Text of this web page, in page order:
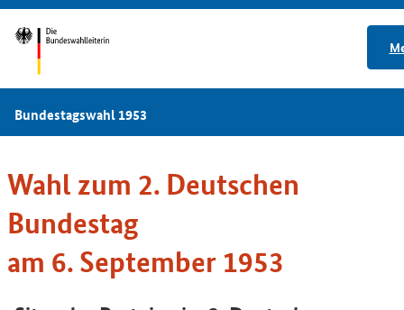
Bundestagswahl 1953
Wahl zum 2. Deutschen
Bundestag
am 6. September 1953